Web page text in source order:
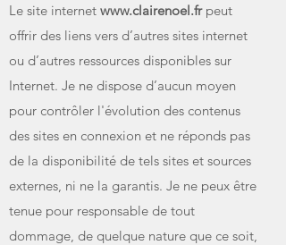
Le site internet www.clairenoel.frpeut
offrir des liens vers d’autres sites internet
ou d’autres ressources disponibles sur
Internet. Je ne dispose d’aucun moyen
pour contrôler l'évolution des contenus
des sites en connexion et ne réponds pas
de la disponibilité de tels sites et sources
externes, ni ne la garantis. Je ne peux être
tenue pour responsable de tout
dommage, de quelque nature que ce soit,